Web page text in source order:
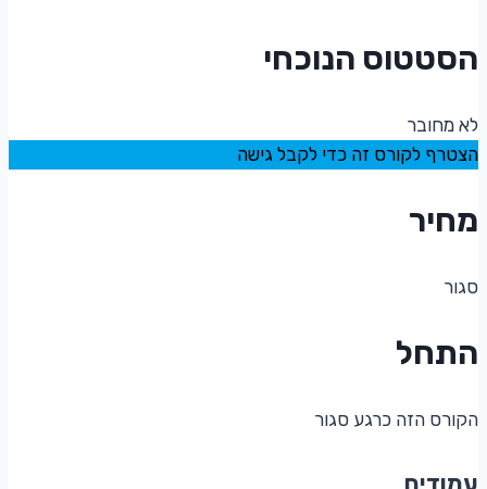
הסטטוס הנוכחי
לא מחובר
הצטרף לקורס זה כדי לקבל גישה
מחיר
סגור
התחל
הקורס הזה כרגע סגור